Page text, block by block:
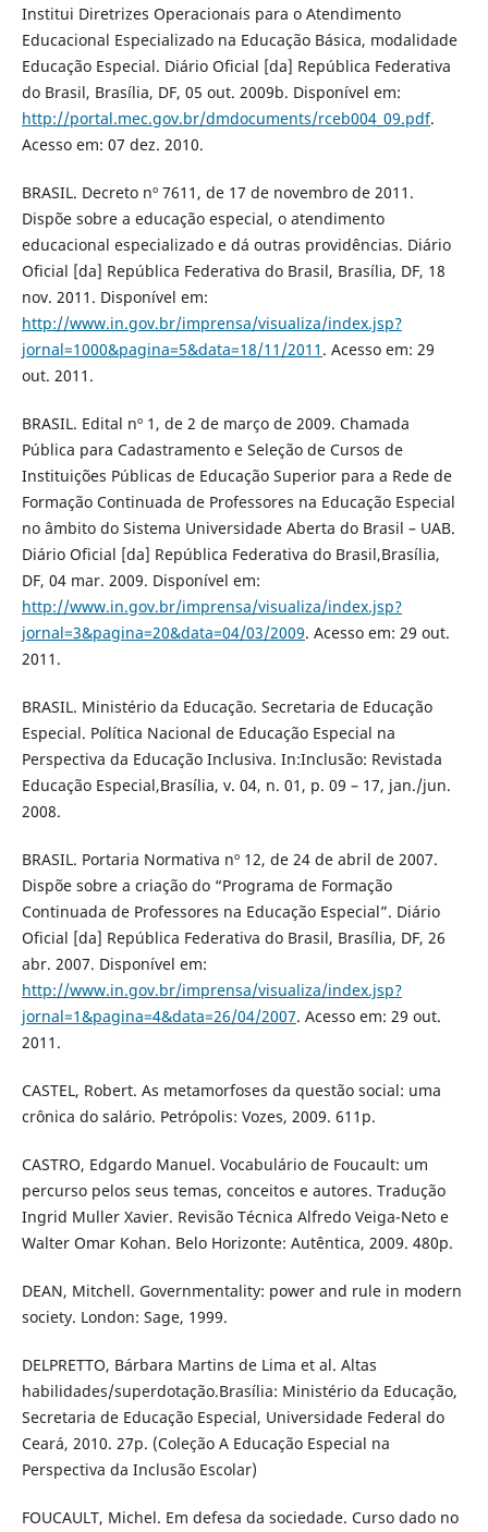
Institui Diretrizes Operacionais para o Atendimento
Educacional Especializado na Educação Básica, modalidade
Educação Especial. Diário Oficial [da] República Federativa
do Brasil, Brasília, DF, 05 out. 2009b. Disponível em:
http://portal.mec.gov.br/dmdocuments/rceb004_09.pdf.
Acesso em: 07 dez. 2010.
BRASIL. Decreto nº 7611, de 17 de novembro de 2011.
Dispõe sobre a educação especial, o atendimento
educacional especializado e dá outras providências. Diário
Oficial [da] República Federativa do Brasil, Brasília, DF, 18
nov. 2011. Disponível em:
http://www.in.gov.br/imprensa/visualiza/index.jsp?
jornal=1000&pagina=5&data=18/11/2011 . Acesso em: 29
out. 2011.
BRASIL. Edital nº 1, de 2 de março de 2009. Chamada
Pública para Cadastramento e Seleção de Cursos de
Instituições Públicas de Educação Superior para a Rede de
Formação Continuada de Professores na Educação Especial
no âmbito do Sistema Universidade Aberta do Brasil – UAB.
Diário Oficial [da] República Federativa do Brasil,Brasília,
DF, 04 mar. 2009. Disponível em:
http://www.in.gov.br/imprensa/visualiza/index.jsp?
jornal=3&pagina=20&data=04/03/2009. Acesso em: 29 out.
2011.
BRASIL. Ministério da Educação. Secretaria de Educação
Especial. Política Nacional de Educação Especial na
Perspectiva da Educação Inclusiva. In:Inclusão: Revistada
Educação Especial,Brasília, v. 04, n. 01, p. 09 – 17, jan./jun.
2008.
BRASIL. Portaria Normativa nº 12, de 24 de abril de 2007.
Dispõe sobre a criação do “Programa de Formação
Continuada de Professores na Educação Especial”. Diário
Oficial [da] República Federativa do Brasil, Brasília, DF, 26
abr. 2007. Disponível em:
http://www.in.gov.br/imprensa/visualiza/index.jsp?
jornal=1&pagina=4&data=26/04/2007. Acesso em: 29 out.
2011.
CASTEL, Robert. As metamorfoses da questão social: uma
crônica do salário. Petrópolis: Vozes, 2009. 611p.
CASTRO, Edgardo Manuel. Vocabulário de Foucault: um
percurso pelos seus temas, conceitos e autores. Tradução
Ingrid Muller Xavier. Revisão Técnica Alfredo Veiga-Neto e
Walter Omar Kohan. Belo Horizonte: Autêntica, 2009. 480p.
DEAN, Mitchell. Governmentality: power and rule in modern
society. London: Sage, 1999.
DELPRETTO, Bárbara Martins de Lima et al. Altas
habilidades/superdotação.Brasília: Ministério da Educação,
Secretaria de Educação Especial, Universidade Federal do
Ceará, 2010. 27p. (Coleção A Educação Especial na
Perspectiva da Inclusão Escolar)
FOUCAULT, Michel. Em defesa da sociedade. Curso dado no